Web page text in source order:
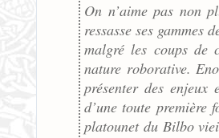
On n’aime pas non
ressasse ses
malgré les coups de
nature roborative.
présenter des enjeux
d’une toute première
platounet du Bilbo